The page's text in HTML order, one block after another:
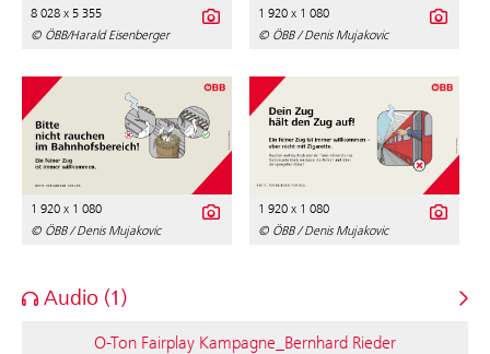
8 028 x 5 355
© ÖBB/Harald Eisenberger
1 920 x 1 080
© ÖBB / Denis Mujakovic
1 920 x 1 080
© ÖBB / Denis Mujakovic
1 920 x 1 080
© ÖBB / Denis Mujakovic
Audio (1)
O-Ton Fairplay Kampagne_Bernhard Rieder